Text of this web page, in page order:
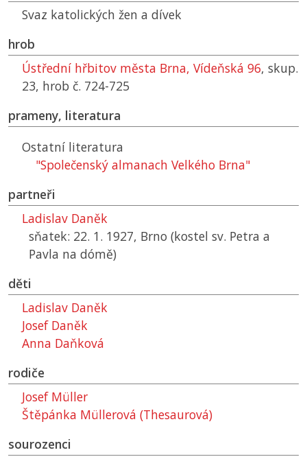
Svaz katolických žen a dívek
hrob
Ústřední hřbitov města Brna, Vídeňská 96, skup.
23, hrob č. 724-725
prameny, literatura
Ostatní literatura
"Společenský almanach Velkého Brna"
partneři
Ladislav Daněk
sňatek: 22. 1. 1927, Brno (kostel sv. Petra a
Pavla na dómě)
děti
Ladislav Daněk
Josef Daněk
Anna Daňková
rodiče
Josef Müller
Štěpánka Müllerová (Thesaurová)
sourozenci